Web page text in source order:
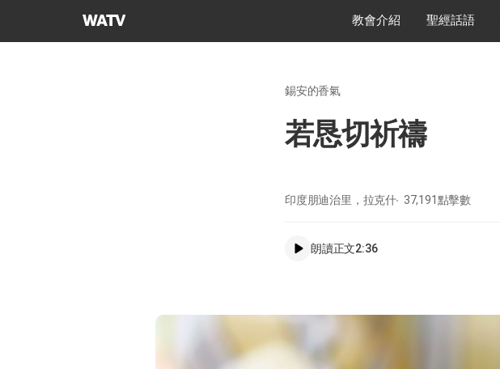
上
教會介紹 聖經話語
錫安的香氣
若恳切祈禱
印度朋迪治里，拉克什 37,191 點擊數
朗讀正文2:36